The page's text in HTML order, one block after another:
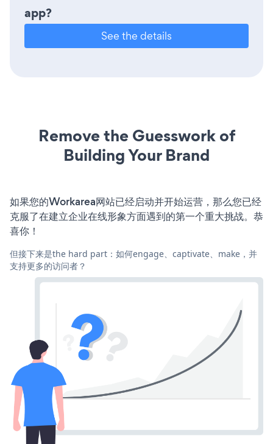
app?
See the details
Remove the Guesswork of
Building Your Brand
如果您的Workarea网站已经启动并开始运营，那么您已经
克服了在建立企业在线形象方面遇到的第一个重大挑战。恭
喜你！
但接下来是the hard part：如何engage、captivate、make，并
支持更多的访问者？